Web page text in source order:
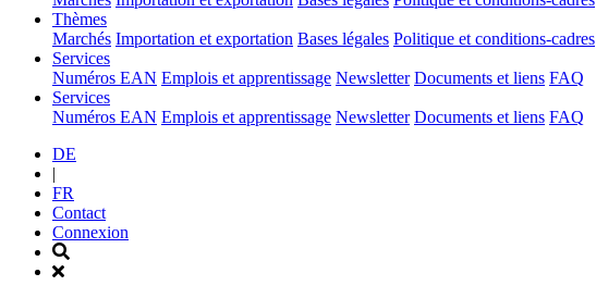
Thèmes(current)
Marchés Importation et exportation Bases légales Politique et conditions-cadres
Services(current)
Numéros EAN Emplois et apprentissage Newsletter Documents et liens FAQ
Services(current)
Numéros EAN Emplois et apprentissage Newsletter Documents et liens FAQ
DE
|
FR
Contact
Connexion